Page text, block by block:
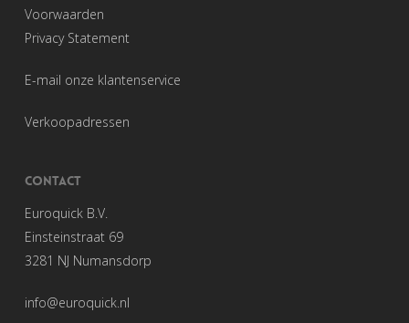
Voorwaarden
Privacy Statement
E-mail onze klantenservice
Verkoopadressen
CONTACT
Euroquick B.V.
Einsteinstraat 69
3281 NJ Numansdorp
info@euroquick.nl